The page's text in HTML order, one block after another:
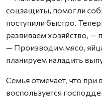
соцзащиты, помогли
поступили быстро.
развиваем хозяйство, —
— Производим мясо,
планируем наладить
Семья отмечает, что при
воспользуется